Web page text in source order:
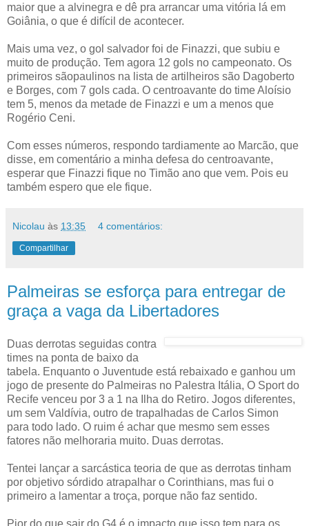
maior que a alvinegra e dê pra arrancar uma vitória lá em
Goiânia, o que é difícil de acontecer.
Mais uma vez, o gol salvador foi de Finazzi, que subiu e
muito de produção. Tem agora 12 gols no campeonato. Os
primeiros sãopaulinos na lista de artilheiros são Dagoberto
e Borges, com 7 gols cada. O centroavante do time Aloísio
tem 5, menos da metade de Finazzi e um a menos que
Rogério Ceni.
Com esses números, respondo tardiamente ao Marcão, que
disse, em comentário a minha defesa do centroavante,
esperar que Finazzi fique no Timão ano que vem. Pois eu
também espero que ele fique.
Nicolau às 13:35 4 comentários:
Compartilhar
Palmeiras se esforça para entregar de
graça a vaga da Libertadores
Duas derrotas seguidas contra
times na ponta de baixo da
tabela. Enquanto o Juventude está rebaixado e ganhou um
jogo de presente do Palmeiras no Palestra Itália, O Sport do
Recife venceu por 3 a 1 na Ilha do Retiro. Jogos diferentes,
um sem Valdívia, outro de trapalhadas de Carlos Simon
para todo lado. O ruim é achar que mesmo sem esses
fatores não melhoraria muito. Duas derrotas.
Tentei lançar a sarcástica teoria de que as derrotas tinham
por objetivo sórdido atrapalhar o Corinthians, mas fui o
primeiro a lamentar a troça, porque não faz sentido.
Pior do que sair do G4 é o impacto que isso tem para os